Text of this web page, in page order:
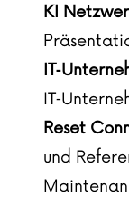
KI
Reset
und